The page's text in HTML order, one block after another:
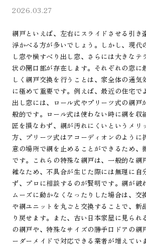
2026.03.27
網戸といえば、左右にスライドさせる引き
浮かべる方が多いでしょう。しかし、現代
し窓や横すべり出し窓、さらには大きなテ
状の開口部が存在します。それぞれの窓に
しく網戸交換を行うことは、家全体の通気
に極めて重要です。例えば、最近の住宅で
出し窓には、ロール式やプリーツ式の網戸
般的です。ロール式は使わない時に網を収
匠を損なわず、網が汚れにくいというメリ
方、プリーツ式はアコーディオンのように
意の場所で網を止めることができるため、
です。これらの特殊な網戸は、一般的な網
雑なため、不具合が生じた際には無理に自
ず、プロに相談するのが賢明です。網が破
ムーズに動かなくなったりした場合は、交
や網ユニットを丸ごと交換することで、新
り戻せます。また、古い日本家屋に見られ
の網戸や、特殊なサイズの勝手口ドアの網
ーダーメイドで対応できる業者が増えてい